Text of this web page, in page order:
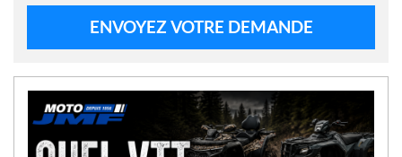
ENVOYEZ VOTRE DEMANDE
O
U